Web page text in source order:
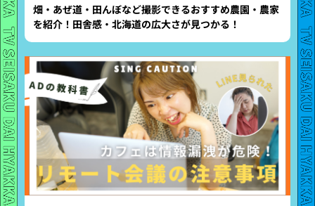
畑・あぜ道・田んぼなど撮影できるおすすめ農園・農家
を紹介！田舎感・北海道の広大さが見つかる！